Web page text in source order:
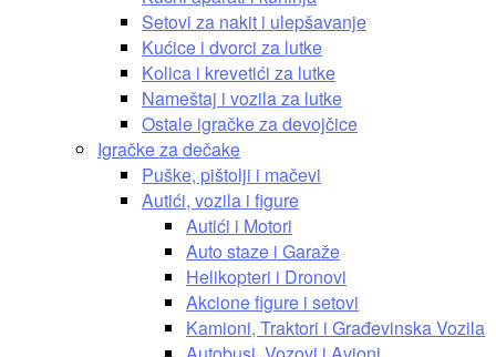
Setovi za nakit i ulepšavanje
Kućice i dvorci za lutke
Kolica i krevetići za lutke
Nameštaj i vozila za lutke
Ostale igračke za devojčice
Igračke za dečake
Puške, pištolji i mačevi
Autići, vozila i figure
Autići i Motori
Auto staze i Garaže
Helikopteri i Dronovi
Akcione figure i setovi
Kamioni, Traktori i Građevinska Vozila